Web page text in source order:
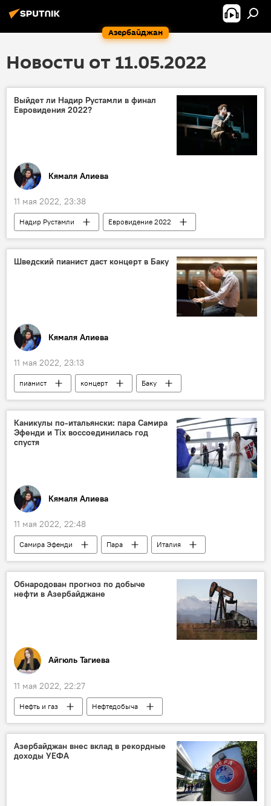
Азербайджан
Новости от 11.05.2022
Выйдет ли Надир Рустамли в финал
Евровидения 2022?
Кямаля Алиева
11 мая 2022, 23:38
Надир Рустамли Евровидение 2022
Шведский пианист даст концерт в Баку
Кямаля Алиева
11 мая 2022, 23:13
пианист концерт
Баку
Культура
Каникулы по-итальянски: пара Самира
Эфенди и Tix воссоединилась год
спустя
Кямаля Алиева
11 мая 2022, 22:48
Самира Эфенди Пара
Италия
Каникулы
ЖИЗНЬ Культура
Обнародован прогноз по добыче
нефти в Азербайджане
Айгюль Тагиева
11 мая 2022, 22:27
Нефть и газ
Нефтедобыча
Экономика
Азербайджан
Азербайджан внес вклад в рекордные
доходы УЕФА